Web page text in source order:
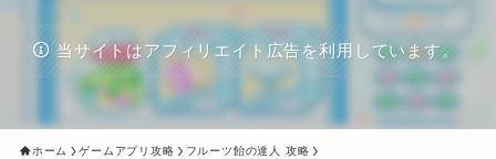
当サイトはアフィリエイト広告を利用しています。
ホーム ゲームアプリ攻略 フルーツ飴の達人 攻略